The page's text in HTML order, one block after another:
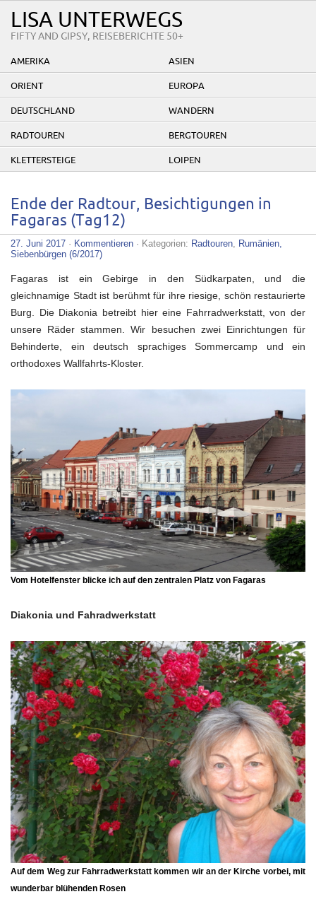
LISA UNTERWEGS
FIFTY AND GIPSY, REISEBERICHTE 50+
AMERIKA ASIEN
ORIENT EUROPA
DEUTSCHLAND WANDERN
RADTOUREN BERGTOUREN
KLETTERSTEIGE LOIPEN
Ende der Radtour, Besichtigungen in
Fagaras (Tag12)
27. Juni 2017 · Kommentieren · Kategorien: Radtouren, Rumänien,
Siebenbürgen (6/2017)
Fagaras ist ein Gebirge in den Südkarpaten, und die
gleichnamige Stadt ist berühmt für ihre riesige, schön restaurierte
Burg. Die Diakonia betreibt hier eine Fahrradwerkstatt, von der
unsere Räder stammen. Wir besuchen zwei Einrichtungen für
Behinderte, ein deutsch sprachiges Sommercamp und ein
orthodoxes Wallfahrts-Kloster.
Vom Hotelfenster blicke ich auf den zentralen Platz von Fagaras
Diakonia und Fahradwerkstatt
Auf dem Weg zur Fahrradwerkstatt kommen wir an der Kirche vorbei, mit
wunderbar blühenden Rosen